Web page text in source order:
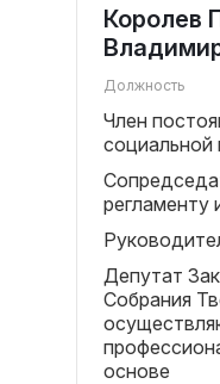
Королев
Должность
Член
социальной
регламенту
Депутат
Собрания
основе